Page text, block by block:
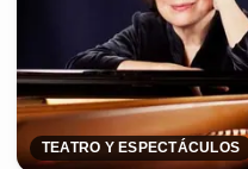
TEATRO Y ESPECTÁCULOS